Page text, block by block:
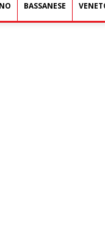
BASSANESE